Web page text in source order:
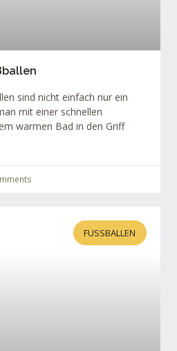
sind nicht einfach nur ein
mit einer schnellen
warmen Bad in den Griff
FUSSBALLEN